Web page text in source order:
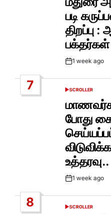
படி
திறப்பு
பக்தர்கள்
Post1 week ago
7
POSTED
SCROLLER
போது
உத்தரவு..
Post1 week ago
8
POSTED
SCROLLER